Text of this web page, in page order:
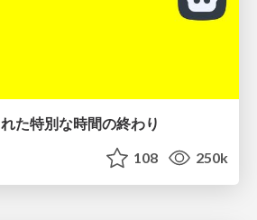
た特別な時間の終わり
108 250k